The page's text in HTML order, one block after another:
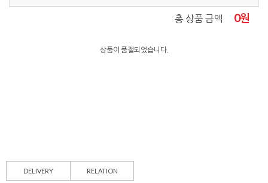
총 상품 금액 0원
상품이 품절되었습니다.
DELIVERY RELATION